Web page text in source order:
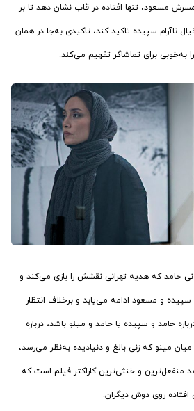
مسعود، تنها افتاده در قاب نشان دهد تا بر
سپیده تاکید کند، تاکیدی به‌جا در همان
به‌خوبی برای تماشاگر تفهیم می‌کند.
حامد که هدیه تهرانی نقشش را بازی می‌کند و
و مسعود ادامه می‌یابد و برخلاف انتظار
حامد و سپیده یا حامد و مینو باشد، درباره
مینو که زنی بالغ و دنیادیده به‌نظر می‌رسد،
منفعل‌ترین و خنثی‌ترین کاراکتر فیلم است که
افتاده روی دوش دیگران.